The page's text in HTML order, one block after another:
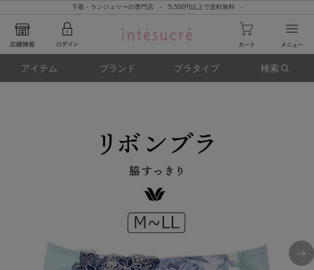
下着・ランジェリーの専門店 - 5,500円以上で送料無料 -
アイテム ブランド ブラタイプ 検索